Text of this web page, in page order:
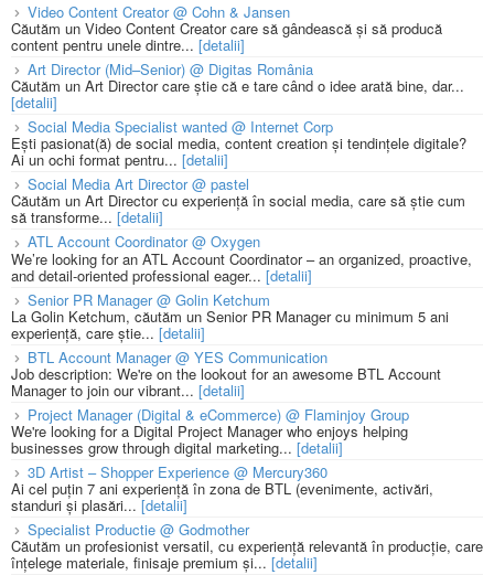
Video Content Creator @ Cohn & Jansen
Căutăm un Video Content Creator care să gândească și să producă
content pentru unele dintre... [detalii]
Art Director (Mid–Senior) @ Digitas România
Căutăm un Art Director care știe că e tare când o idee arată bine, dar...
[detalii]
Social Media Specialist wanted @ Internet Corp
Ești pasionat(ă) de social media, content creation și tendințele digitale?
Ai un ochi format pentru... [detalii]
Social Media Art Director @ pastel
Căutăm un Art Director cu experiență în social media, care să știe cum
să transforme... [detalii]
ATL Account Coordinator @ Oxygen
We’re looking for an ATL Account Coordinator – an organized, proactive,
and detail-oriented professional eager... [detalii]
Senior PR Manager @ Golin Ketchum
La Golin Ketchum, căutăm un Senior PR Manager cu minimum 5 ani
experiență, care știe... [detalii]
BTL Account Manager @ YES Communication
Job description: We're on the lookout for an awesome BTL Account
Manager to join our vibrant... [detalii]
Project Manager (Digital & eCommerce) @ Flaminjoy Group
We're looking for a Digital Project Manager who enjoys helping
businesses grow through digital marketing... [detalii]
3D Artist – Shopper Experience @ Mercury360
Ai cel puțin 7 ani experiență în zona de BTL (evenimente, activări,
standuri și plasări...[detalii]
Specialist Productie @ Godmother
Căutăm un profesionist versatil, cu experiență relevantă în producție, care
înțelege materiale, finisaje premium și... [detalii]